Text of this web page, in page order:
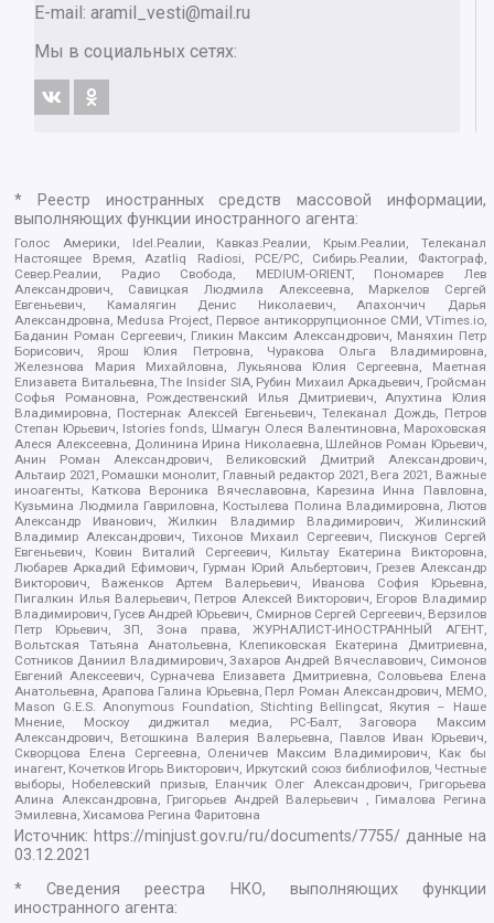
E-mail: aramil_vesti@mail.ru
Мы в социальных сетях:
* Реестр иностранных средств массовой информации,
выполняющих функции иностранного агента:
Голос Америки, Idel.Реалии, Кавказ.Реалии, Крым.Реалии, Телеканал
Настоящее Время, Azatliq Radiosi, PCE/PC, Сибирь.Реалии, Фактограф,
Север.Реалии, Радио Свобода, MEDIUM-ORIENT, Пономарев Лев
Александрович, Савицкая Людмила Алексеевна, Маркелов Сергей
Евгеньевич, Камалягин Денис Николаевич, Апахончич Дарья
Александровна, Medusa Project, Первое антикоррупционное СМИ, VTimes.io,
Баданин Роман Сергеевич, Гликин Максим Александрович, Маняхин Петр
Борисович, Ярош Юлия Петровна, Чуракова Ольга Владимировна,
Железнова Мария Михайловна, Лукьянова Юлия Сергеевна, Маетная
Елизавета Витальевна, The Insider SIA, Рубин Михаил Аркадьевич, Гройсман
Софья Романовна, Рождественский Илья Дмитриевич, Апухтина Юлия
Владимировна, Постернак Алексей Евгеньевич, Телеканал Дождь, Петров
Степан Юрьевич, Istories fonds, Шмагун Олеся Валентиновна, Мароховская
Алеся Алексеевна, Долинина Ирина Николаевна, Шлейнов Роман Юрьевич,
Анин Роман Александрович, Великовский Дмитрий Александрович,
Альтаир 2021, Ромашки монолит, Главный редактор 2021, Вега 2021, Важные
иноагенты, Каткова Вероника Вячеславовна, Карезина Инна Павловна,
Кузьмина Людмила Гавриловна, Костылева Полина Владимировна, Лютов
Александр Иванович, Жилкин Владимир Владимирович, Жилинский
Владимир Александрович, Тихонов Михаил Сергеевич, Пискунов Сергей
Евгеньевич, Ковин Виталий Сергеевич, Кильтау Екатерина Викторовна,
Любарев Аркадий Ефимович, Гурман Юрий Альбертович, Грезев Александр
Викторович, Важенков Артем Валерьевич, Иванова София Юрьевна,
Пигалкин Илья Валерьевич, Петров Алексей Викторович, Егоров Владимир
Владимирович, Гусев Андрей Юрьевич, Смирнов Сергей Сергеевич, Верзилов
Петр Юрьевич, ЗП, Зона права, ЖУРНАЛИСТ-ИНОСТРАННЫЙ АГЕНТ,
Вольтская Татьяна Анатольевна, Клепиковская Екатерина Дмитриевна,
Сотников Даниил Владимирович, Захаров Андрей Вячеславович, Симонов
Евгений Алексеевич, Сурначева Елизавета Дмитриевна, Соловьева Елена
Анатольевна, Арапова Галина Юрьевна, Перл Роман Александрович, МЕМО,
Mason G.E.S. Anonymous Foundation, Stichting Bellingcat, Якутия – Наше
Мнение, Москоу диджитал медиа, РС-Балт, Заговора Максим
Александрович, Ветошкина Валерия Валерьевна, Павлов Иван Юрьевич,
Скворцова Елена Сергеевна, Оленичев Максим Владимирович, Как бы
инагент, Кочетков Игорь Викторович, Иркутский союз библиофилов, Честные
выборы, Нобелевский призыв, Еланчик Олег Александрович, Григорьева
Алина Александровна, Григорьев Андрей Валерьевич , Гималова Регина
Эмилевна, Хисамова Регина Фаритовна
Источник: https://minjust.gov.ru/ru/documents/7755/ данные на
03.12.2021
* Сведения реестра НКО, выполняющих функции
иностранного агента: